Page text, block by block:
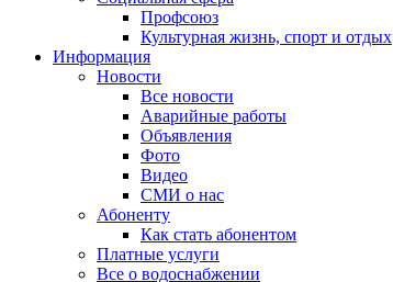
Профсоюз
Культурная жизнь, спорт и отдых
Информация
Новости
Все новости
Аварийные работы
Объявления
Фото
Видео
СМИ о нас
Абоненту
Как стать абонентом
Платные услуги
Все о водоснабжении